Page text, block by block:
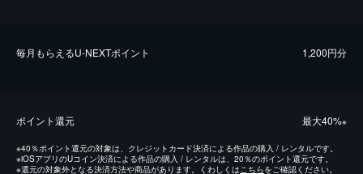
毎⽉もらえるU-NEXTポイント 1,200円分
ポイント還元 最⼤40%※
※40％ポイント還元の対象は、クレジットカード決済による作品の購入 / レンタルです。
※iOSアプリのUコイン決済による作品の購入 / レンタルは、20％のポイント還元です。
※還元の対象外となる決済方法や商品があります。くわしくはこちらをご確認ください。